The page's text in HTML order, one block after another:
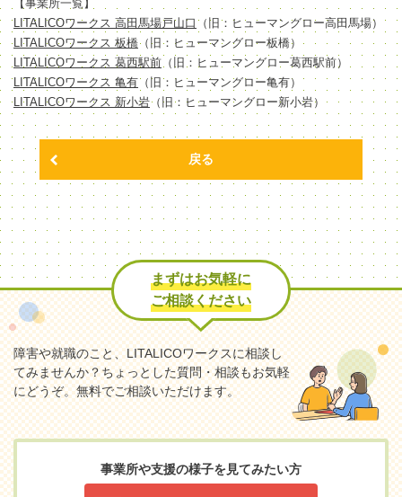
【事業所一覧】
LITALICOワークス 高田馬場戸山口 （旧：ヒューマングロー高田馬場）
LITALICOワークス 板橋（旧：ヒューマングロー板橋）
LITALICOワークス 葛西駅前 （旧：ヒューマングロー葛西駅前）
LITALICOワークス 亀有（旧：ヒューマングロー亀有）
LITALICOワークス 新小岩（旧：ヒューマングロー新小岩）
戻る
まずはお気軽に
ご相談ください
障害や就職のこと、LITALICOワークスに相談し
てみませんか？ちょっとした質問・相談もお気軽
にどうぞ。無料でご相談いただけます。
事業所や支援の様子を見てみたい方